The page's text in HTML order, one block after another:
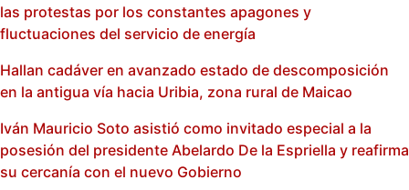
las protestas por los constantes apagones y
fluctuaciones del servicio de energía
Hallan cadáver en avanzado estado de descomposición
en la antigua vía hacia Uribia, zona rural de Maicao
Iván Mauricio Soto asistió como invitado especial a la
posesión del presidente Abelardo De la Espriella y reafirma
su cercanía con el nuevo Gobierno